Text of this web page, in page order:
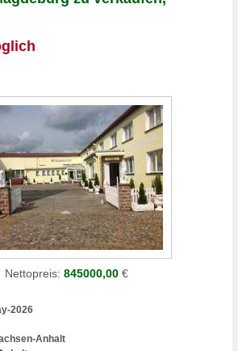
Nettopreis: 845000,00€
2026
Anhalt